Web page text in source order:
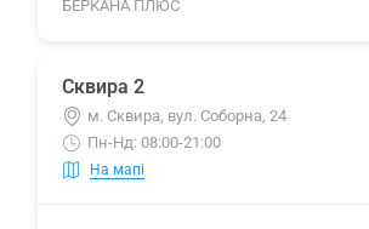
БЕРКАНА ПЛЮС
Сквира 2
м. Сквира, вул. Соборна, 24
Пн-Нд: 08:00-21:00
На мапі